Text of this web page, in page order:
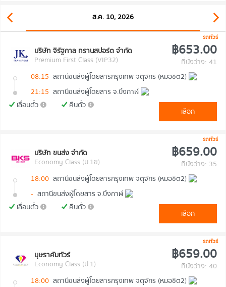
ส.ค. 10, 2026
รถทัวร์
บริษัท จิรัฐกาล ทรานสปอร์ต จำกัด
Premium First Class (VIP32)
฿653.00
ที่นั่งว่าง: 41
08:15 สถานีขนส่งผู้โดยสารกรุงเทพ จตุจักร (หมอชิต2)
21:15 สถานีขนส่งผู้โดยสาร จ.บึงกาฬ
เลื่อนตั๋ว
คืนตั๋ว
เลือก
รถทัวร์
บริษัท ขนส่ง จำกัด
Economy Class (ม.1ข)
฿659.00
ที่นั่งว่าง: 35
18:00 สถานีขนส่งผู้โดยสารกรุงเทพ จตุจักร (หมอชิต2)
- สถานีขนส่งผู้โดยสาร จ.บึงกาฬ
เลื่อนตั๋ว
คืนตั๋ว
เลือก
รถทัวร์
บุษราคัมทัวร์
Economy Class (ป.1)
฿659.00
ที่นั่งว่าง: 40
18:00 สถานีขนส่งผู้โดยสารกรุงเทพ จตุจักร (หมอชิต2)